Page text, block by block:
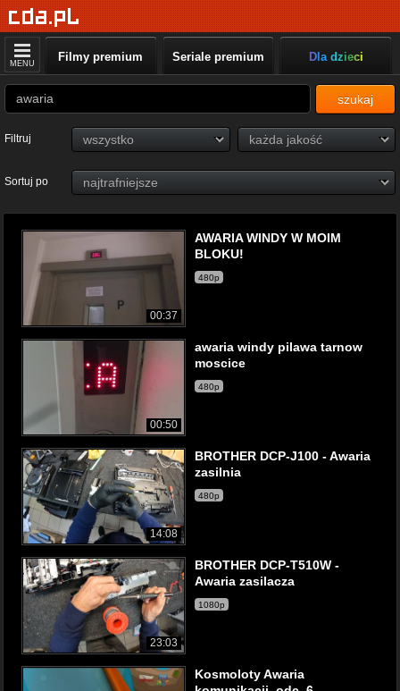
MENU Filmy premium Seriale premium Dla dzieci
szukaj
Filtruj
Sortuj po
00:37
AWARIA WINDY W MOIM
BLOKU!
480p
00:50
awaria windy pilawa tarnow
moscice
480p
14:08
BROTHER DCP-J100 - Awaria
zasilnia
480p
23:03
BROTHER DCP-T510W -
Awaria zasilacza
1080p
Kosmoloty Awaria